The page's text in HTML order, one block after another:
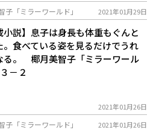
子「ミラーワールド」 2021年01月29日
小説】息子は身長も体重もぐんと
。食べている姿を見るだけでうれ
る。 椰月美智子「ミラーワール
－２
2021年01月26日
子「ミラーワールド」 2021年01月26日